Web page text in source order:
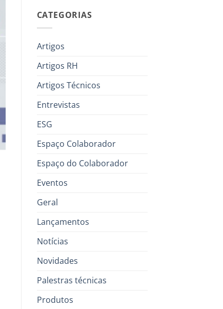
CATEGORIAS
Artigos
Artigos RH
Artigos Técnicos
Entrevistas
ESG
Espaço Colaborador
Espaço do Colaborador
Eventos
Geral
Lançamentos
Notícias
Novidades
Palestras técnicas
Produtos